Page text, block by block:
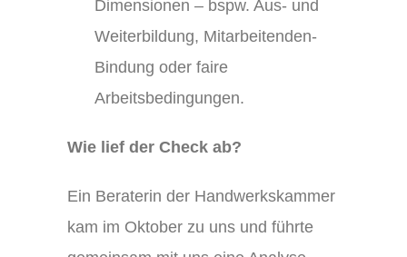
Dimensionen – bspw. Aus- und
Weiterbildung, Mitarbeitenden-
Bindung oder faire
Arbeitsbedingungen.
Wie lief der Check ab?
Ein Beraterin der Handwerkskammer
kam im Oktober zu uns und führte